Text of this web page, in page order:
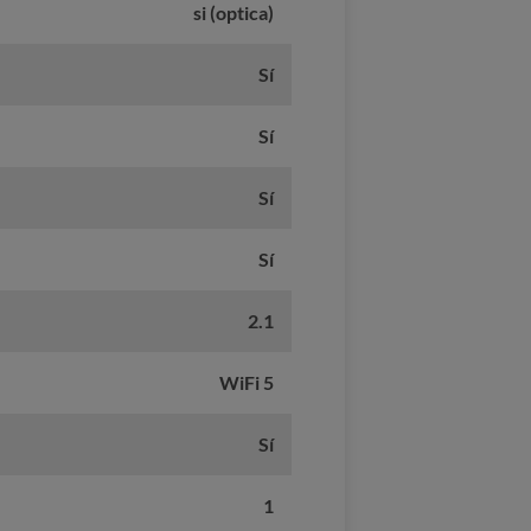
si (optica)
Sí
Sí
Sí
Sí
2.1
WiFi 5
Sí
1